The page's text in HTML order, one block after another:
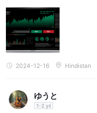
r seçenek olsa da, daha
rmlar olduğunu
2024-12-16 Hindistan
ゆうと
1-2 yıl